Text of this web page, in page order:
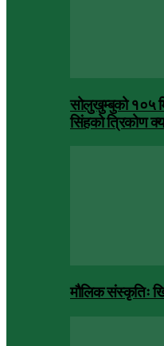
सोलुखुम्बुको १०५
सिंहको त्रिकोण
मौलिक संस्कृतिः